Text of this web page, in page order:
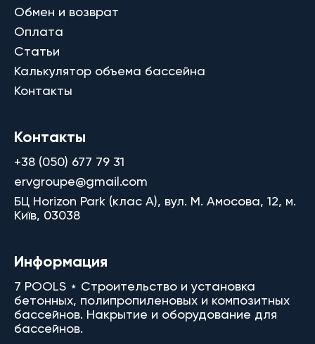
Обмен и возврат
Оплата
Статьи
Калькулятор объема бассейна
Контакты
Контакты
+38 (050) 677 79 31
ervgroupe@gmail.com
БЦ Horizon Park (клас A), вул. М. Амосова, 12, м.
Київ, 03038
Информация
7 POOLS ⋆ Строительство и установка
бетонных, полипропиленовых и композитных
бассейнов. Накрытие и оборудование для
бассейнов.